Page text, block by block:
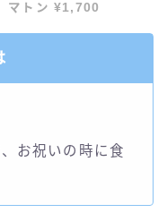
マトン ¥1,700
お祝いの時に食